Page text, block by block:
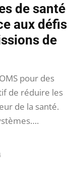
de santé
aux défis
de
pour des
de réduire les
de la santé.